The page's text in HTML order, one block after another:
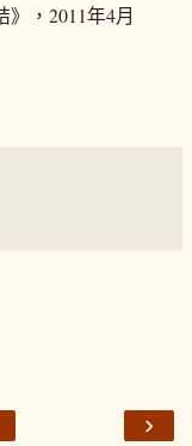
，2011年4月
›